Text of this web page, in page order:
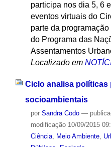
participa nos dia 5, 6
eventos virtuais do
parte da
do Programa das
Assentamentos
Localizado em
Ciclo analisa
socioambientais
por Sandra Codo —
modificação10/09/2015
Ciência, Meio Ambiente,